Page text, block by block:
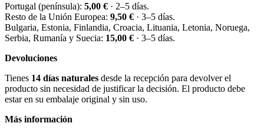
Portugal (península): 5,00 € · 2–5 días.
Resto de la Unión Europea: 9,50 € · 3–5 días.
Bulgaria, Estonia, Finlandia, Croacia, Lituania, Letonia, Noruega,
Serbia, Rumanía y Suecia: 15,00 € · 3–5 días.
Devoluciones
Tienes 14 días naturales desde la recepción para devolver el
producto sin necesidad de justificar la decisión. El producto debe
estar en su embalaje original y sin uso.
Más información